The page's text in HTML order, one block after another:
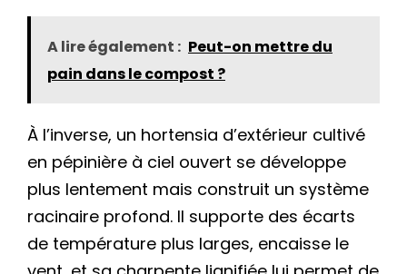
A lire également : Peut-on mettre du
pain dans le compost ?
À l’inverse, un hortensia d’extérieur cultivé
en pépinière à ciel ouvert se développe
plus lentement mais construit un système
racinaire profond. Il supporte des écarts
de température plus larges, encaisse le